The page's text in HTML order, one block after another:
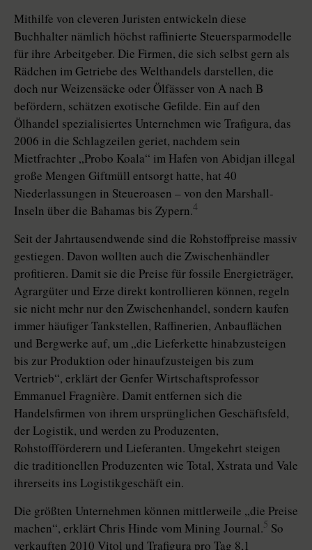
Mithilfe von cleveren Juristen entwickeln diese
Buchhalter nämlich höchst raffinierte Steuersparmodelle
für ihre Arbeitgeber. Die Firmen, die sich selbst gern als
Rädchen im Getriebe des Welthandels darstellen, die
doch nur Weizensäcke oder Ölfässer von A nach B
befördern, schätzen exotische Gefilde. Ein auf den
Ölhandel spezialisiertes Unternehmen wie Trafigura, das
2006 in die Schlagzeilen geriet, nachdem sein
Mietfrachter „Probo Koala“ im Hafen von Abidjan illegal
große Mengen Giftmüll entsorgt hatte, hat 40
Niederlassungen in Steueroasen – von den Marshall-
Inseln über die Bahamas bis Zypern.4
Seit der Jahrtausendwende sind die Rohstoffpreise massiv
gestiegen. Davon wollten auch die Zwischenhändler
profitieren. Damit sie die Preise für fossile Energieträger,
Agrargüter und Erze direkt kontrollieren können, regeln
sie nicht mehr nur den Zwischenhandel, sondern kaufen
immer häufiger Tankstellen, Raffinerien, Anbauflächen
und Bergwerke auf, um „die Lieferkette hinabzusteigen
bis zur Produktion oder hinaufzusteigen bis zum
Vertrieb“, erklärt der Genfer Wirtschaftsprofessor
Emmanuel Fragnière. Damit entfernen sich die
Handelsfirmen von ihrem ursprünglichen Geschäftsfeld,
der Logistik, und werden zu Produzenten,
Rohstoffförderern und Lieferanten. Umgekehrt steigen
die traditionellen Produzenten wie Total, Xstrata und Vale
ihrerseits ins Logistikgeschäft ein.
Die größten Unternehmen können mittlerweile „die Preise
machen“, erklärt Chris Hinde vom Mining Journal.5 So
verkauften 2010 Vitol und Trafigura pro Tag 8,1